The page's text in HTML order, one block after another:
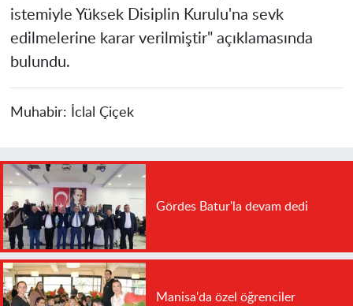
istemiyle Yüksek Disiplin Kurulu'na sevk
edilmelerine karar verilmiştir" açıklamasında
bulundu.
Muhabir: İclal Çiçek
Gördes Batur'la devam dedi
Manisa'da özel öğrenciler